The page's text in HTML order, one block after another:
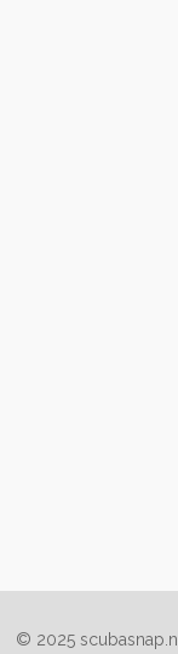
© 2025 scubasnap.nl